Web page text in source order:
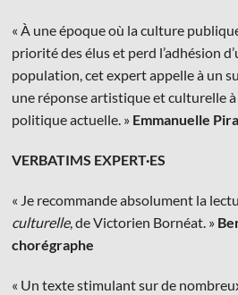
« À une époque où la culture
priorité des élus et perd l’adhésion
population, cet expert appelle à un
une réponse artistique et culturelle à
politique actuelle. » Emmanuelle
VERBATIMS EXPERT·ES
« Je recommande absolument la
culturelle, de Victorien Bornéat. »
chorégraphe
« Un texte stimulant sur de